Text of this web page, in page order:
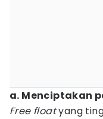
a. Menciptakan
Free floatyang